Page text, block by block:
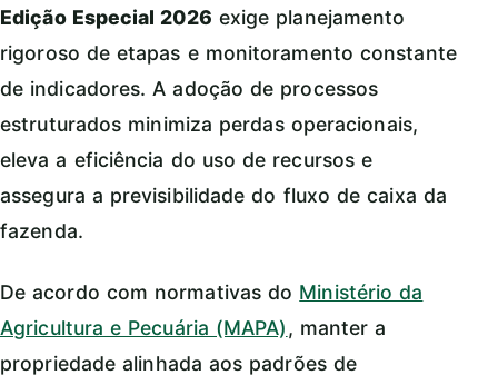
Edição Especial 2026 exige planejamento
rigoroso de etapas e monitoramento constante
de indicadores. A adoção de processos
estruturados minimiza perdas operacionais,
eleva a eficiência do uso de recursos e
assegura a previsibilidade do fluxo de caixa da
fazenda.
De acordo com normativas do Ministério da
Agricultura e Pecuária (MAPA), manter a
propriedade alinhada aos padrões de